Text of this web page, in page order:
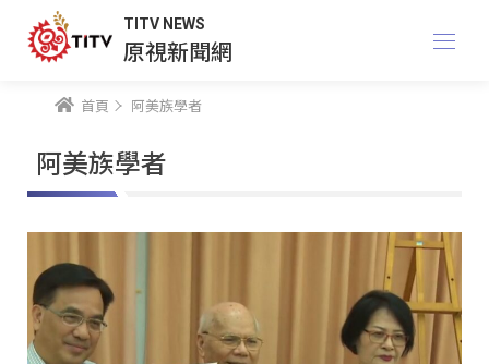
TITV NEWS
原視新聞網
首頁 阿美族學者
阿美族學者